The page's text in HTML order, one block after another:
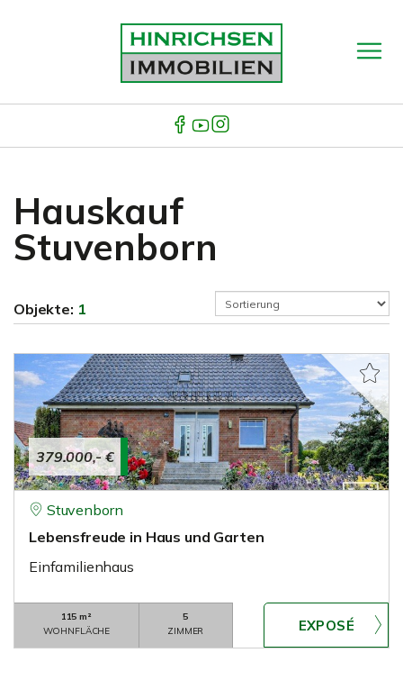
Hauskauf
Stuvenborn
Objekte: 1
379.000,- €
Stuvenborn
Lebensfreude in Haus und Garten
Einfamilienhaus
115 m²
WOHNFLÄCHE
5
ZIMMER